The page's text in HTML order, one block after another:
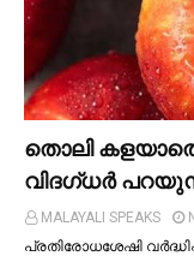
തൊലി
വിദഗ്ധര്‍
MALAYALI SPEAKS
പ്രതിരോധശേഷി